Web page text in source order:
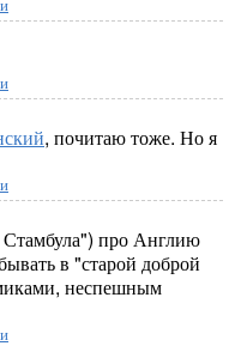
, почитаю тоже. Но я
Стамбула") про Англию
в "старой доброй
неспешным